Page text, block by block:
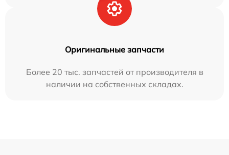
Оригинальные запчасти
Более 20 тыс. запчастей от производителя в
наличии на собственных складах.